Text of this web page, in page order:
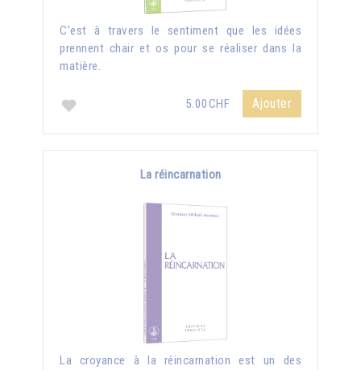
C'est à travers le sentiment que les idées
prennent chair et os pour se réaliser dans la
matière.
5.00CHF Ajouter
La réincarnation
La croyance à la réincarnation est un des